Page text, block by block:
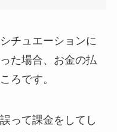
チュエーションに
た場合、お金の払
ろです。
って課金をしてし